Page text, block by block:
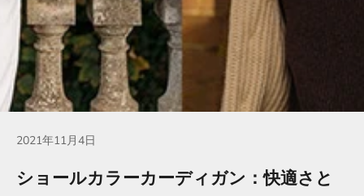
2021年11月4日
ショールカラーカーディガン：快適さと